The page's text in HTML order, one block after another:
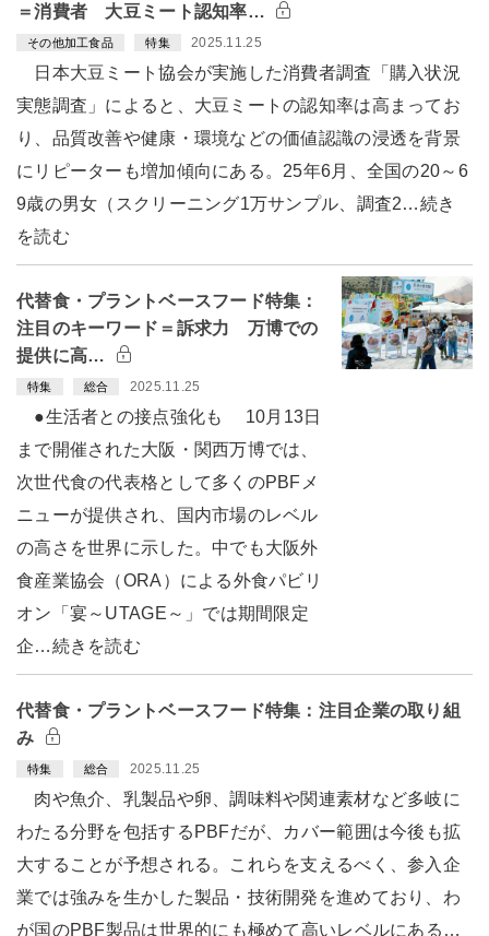
＝消費者 大豆ミート認知率…
その他加工食品 特集 2025.11.25
日本大豆ミート協会が実施した消費者調査「購入状況
実態調査」によると、大豆ミートの認知率は高まってお
り、品質改善や健康・環境などの価値認識の浸透を背景
にリピーターも増加傾向にある。25年6月、全国の20～6
9歳の男女（スクリーニング1万サンプル、調査2…続き
を読む
代替食・プラントベースフード特集：
注目のキーワード＝訴求力 万博での
提供に高…
特集 総合 2025.11.25
●生活者との接点強化も 10月13日
まで開催された大阪・関西万博では、
次世代食の代表格として多くのPBFメ
ニューが提供され、国内市場のレベル
の高さを世界に示した。中でも大阪外
食産業協会（ORA）による外食パビリ
オン「宴～UTAGE～」では期間限定
企…続きを読む
代替食・プラントベースフード特集：注目企業の取り組
み
特集 総合 2025.11.25
肉や魚介、乳製品や卵、調味料や関連素材など多岐に
わたる分野を包括するPBFだが、カバー範囲は今後も拡
大することが予想される。これらを支えるべく、参入企
業では強みを生かした製品・技術開発を進めており、わ
が国のPBF製品は世界的にも極めて高いレベルにある…